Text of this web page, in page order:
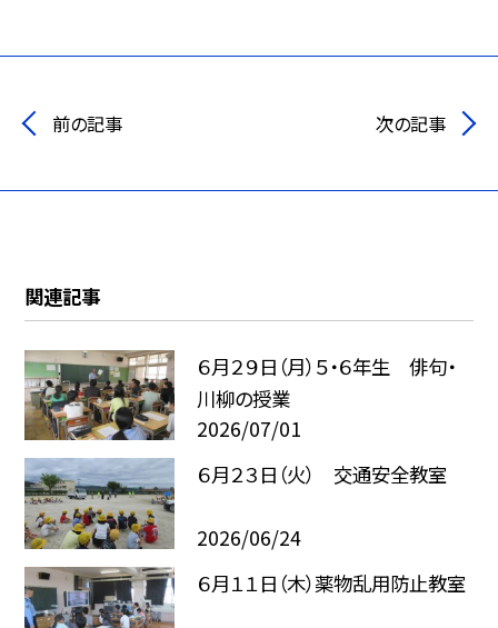
前の記事 次の記事
関連記事
６月２９日（月）５・６年生 俳句・
川柳の授業
2026/07/01
６月２３日（火） 交通安全教室
2026/06/24
６月１１日（木）薬物乱用防止教室